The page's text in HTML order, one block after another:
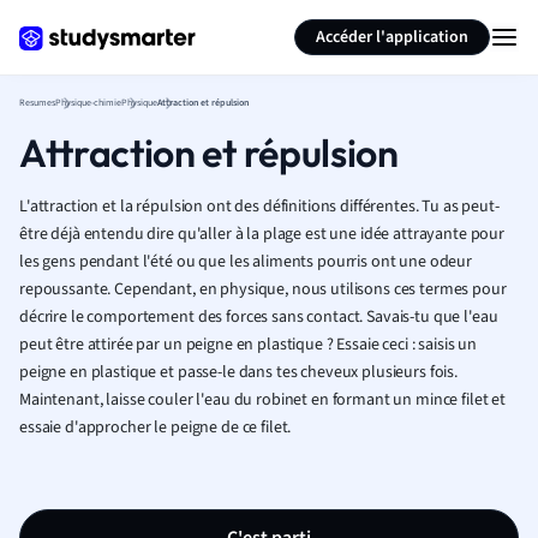
Accéder l'application
ResumesPhysique-chimiePhysiqueAttraction et répulsion
Attraction et répulsion
L'attraction et la répulsion ont des définitions différentes. Tu as peut-
être déjà entendu dire qu'aller à la plage est une idée attrayante pour
les gens pendant l'été ou que les aliments pourris ont une odeur
repoussante. Cependant, en physique, nous utilisons ces termes pour
décrire le comportement des forces sans contact. Savais-tu que l'eau
peut être attirée par un peigne en plastique ? Essaie ceci : saisis un
peigne en plastique et passe-le dans tes cheveux plusieurs fois.
Maintenant, laisse couler l'eau du robinet en formant un mince filet et
essaie d'approcher le peigne de ce filet.
Résumer la page